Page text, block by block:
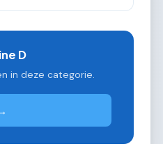
D
in deze categorie.